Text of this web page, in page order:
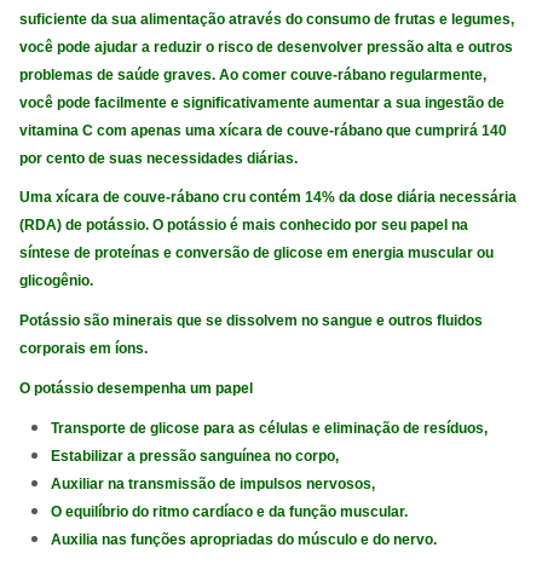
suficiente da sua alimentação através do consumo de frutas e legumes,
você pode ajudar a reduzir o risco de desenvolver pressão alta e outros
problemas de saúde graves. Ao comer couve-rábano regularmente,
você pode facilmente e significativamente aumentar a sua ingestão de
vitamina C com apenas uma xícara de couve-rábano que cumprirá 140
por cento de suas necessidades diárias.
Uma xícara de couve-rábano cru contém 14% da dose diária necessária
(RDA) de potássio. O potássio é mais conhecido por seu papel na
síntese de proteínas e conversão de glicose em energia muscular ou
glicogênio.
Potássio são minerais que se dissolvem no sangue e outros fluidos
corporais em íons.
O potássio desempenha um papel
Transporte de glicose para as células e eliminação de resíduos,
Estabilizar a pressão sanguínea no corpo,
Auxiliar na transmissão de impulsos nervosos,
O equilíbrio do ritmo cardíaco e da função muscular.
Auxilia nas funções apropriadas do músculo e do nervo.